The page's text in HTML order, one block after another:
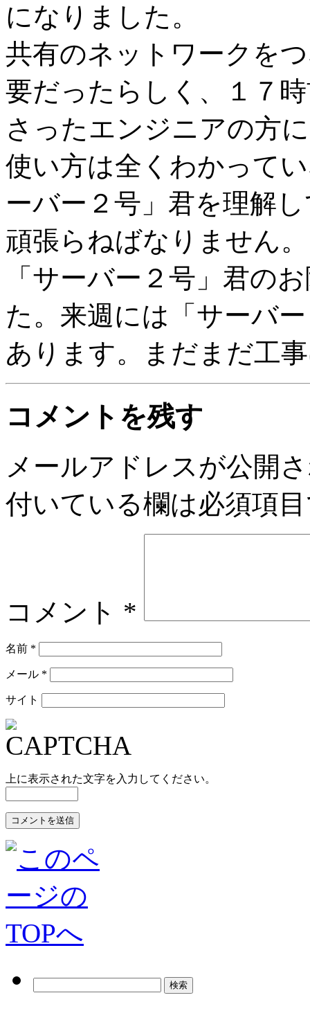
になりました。
共有のネットワークを
要だったらしく、１７
さったエンジニアの方
使い方は全くわかって
ーバー２号」君を理解
頑張らねばなりません。
「サーバー２号」君の
た。来週には「サーバ
あります。まだまだ工
コメントを残す
メールアドレスが公開
付いている欄は必須項
コメント *
名前 *
メール *
サイト
上に表示された文字を入力してください。